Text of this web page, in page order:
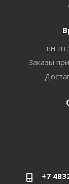
пн-
Заказы
+7